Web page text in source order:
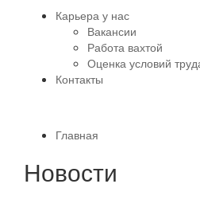
Карьера у нас
Вакансии
Работа вахтой
Оценка условий
Контакты
Главная
Новости